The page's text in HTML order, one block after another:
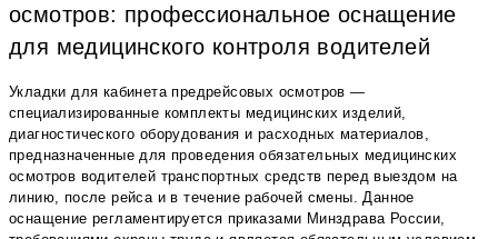
осмотров: профессиональное оснащение
для медицинского контроля водителей
Укладки для кабинета предрейсовых осмотров —
специализированные комплекты медицинских изделий,
диагностического оборудования и расходных материалов,
предназначенные для проведения обязательных медицинских
осмотров водителей транспортных средств перед выездом на
линию, после рейса и в течение рабочей смены. Данное
оснащение регламентируется приказами Минздрава России,